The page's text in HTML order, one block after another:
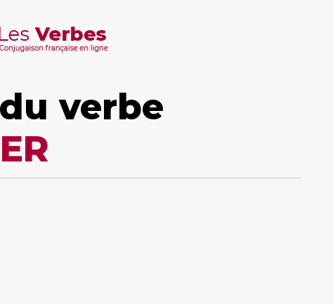
verbe